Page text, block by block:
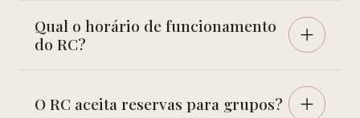
Qual o horário de funcionamento
do RC?
O RC aceita reservas para grupos?